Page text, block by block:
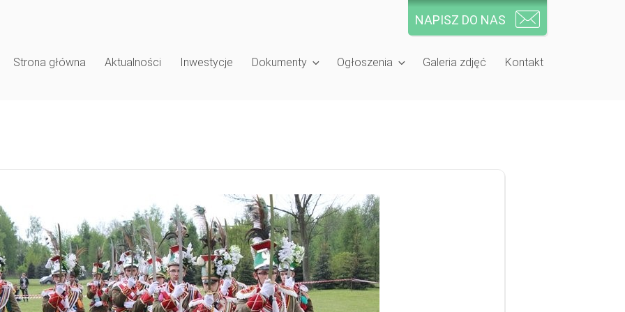
NAPISZ DO NAS
Strona główna Aktualności Inwestycje Dokumenty Ogłoszenia Galeria zdjęć Kontakt